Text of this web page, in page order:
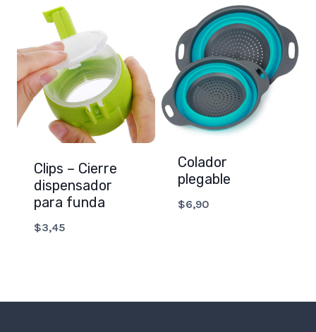
Clips – Cierre
dispensador
para funda
$3,45
Colador
plegable
$6,90